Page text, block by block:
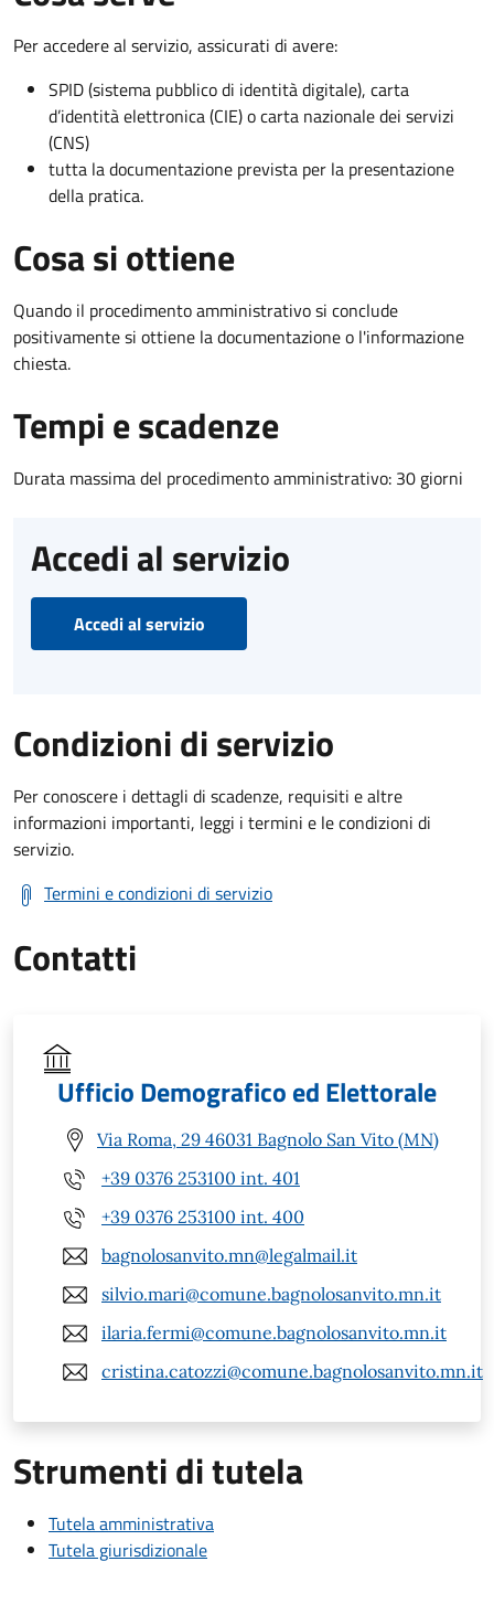
Per accedere al servizio, assicurati di avere:
SPID (sistema pubblico di identità digitale), carta
d’identità elettronica (CIE) o carta nazionale dei servizi
(CNS)
tutta la documentazione prevista per la presentazione
della pratica.
Cosa si ottiene
Quando il procedimento amministrativo si conclude
positivamente si ottiene la documentazione o l'informazione
chiesta.
Tempi e scadenze
Durata massima del procedimento amministrativo: 30 giorni
Accedi al servizio
Accedi al servizio
Condizioni di servizio
Per conoscere i dettagli di scadenze, requisiti e altre
informazioni importanti, leggi i termini e le condizioni di
servizio.
Termini e condizioni di servizio
Contatti
Ufficio Demografico ed Elettorale
Via Roma, 29 46031 Bagnolo San Vito (MN)
+39 0376 253100 int. 401
+39 0376 253100 int. 400
bagnolosanvito.mn@legalmail.it
silvio.mari@comune.bagnolosanvito.mn.it
ilaria.fermi@comune.bagnolosanvito.mn.it
cristina.catozzi@comune.bagnolosanvito.mn.it
Strumenti di tutela
Tutela amministrativa
Tutela giurisdizionale